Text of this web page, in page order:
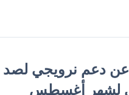
دعم نرويجي لصد
لشهر أغسطس